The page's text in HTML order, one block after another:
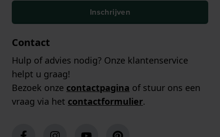
Inschrijven
Contact
Hulp of advies nodig? Onze klantenservice
helpt u graag!
Bezoek onze contactpagina of stuur ons een
vraag via het contactformulier.